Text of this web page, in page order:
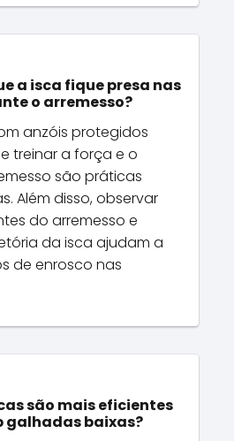
a isca fique presa nas
o arremesso?
anzóis protegidos
treinar a força e o
são práticas
Além disso, observar
do arremesso e
da isca ajudam a
de enrosco nas
são mais eficientes
galhadas baixas?